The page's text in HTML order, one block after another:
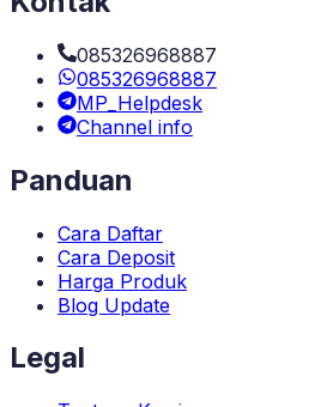
085326968887
085326968887
MP_Helpdesk
Channel info
Panduan
Cara Daftar
Cara Deposit
Harga Produk
Blog Update
Legal